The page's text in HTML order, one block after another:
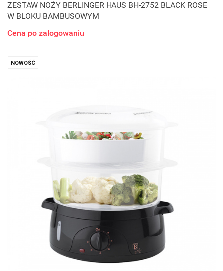
ZESTAW NOŻY BERLINGER HAUS BH-2752 BLACK ROSE
W BLOKU BAMBUSOWYM
Cena po zalogowaniu
NOWOŚĆ